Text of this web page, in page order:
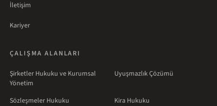
İletişim
Kariyer
ÇALIŞMA ALANLARI
Şirketler Hukuku ve Kurumsal
Yönetim
Uyuşmazlık Çözümü
Sözleşmeler Hukuku
Kira Hukuku